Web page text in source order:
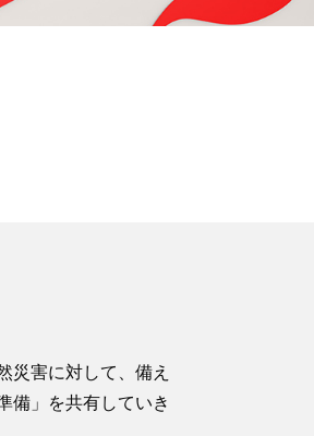
災害に対して、備え
備」を共有していき